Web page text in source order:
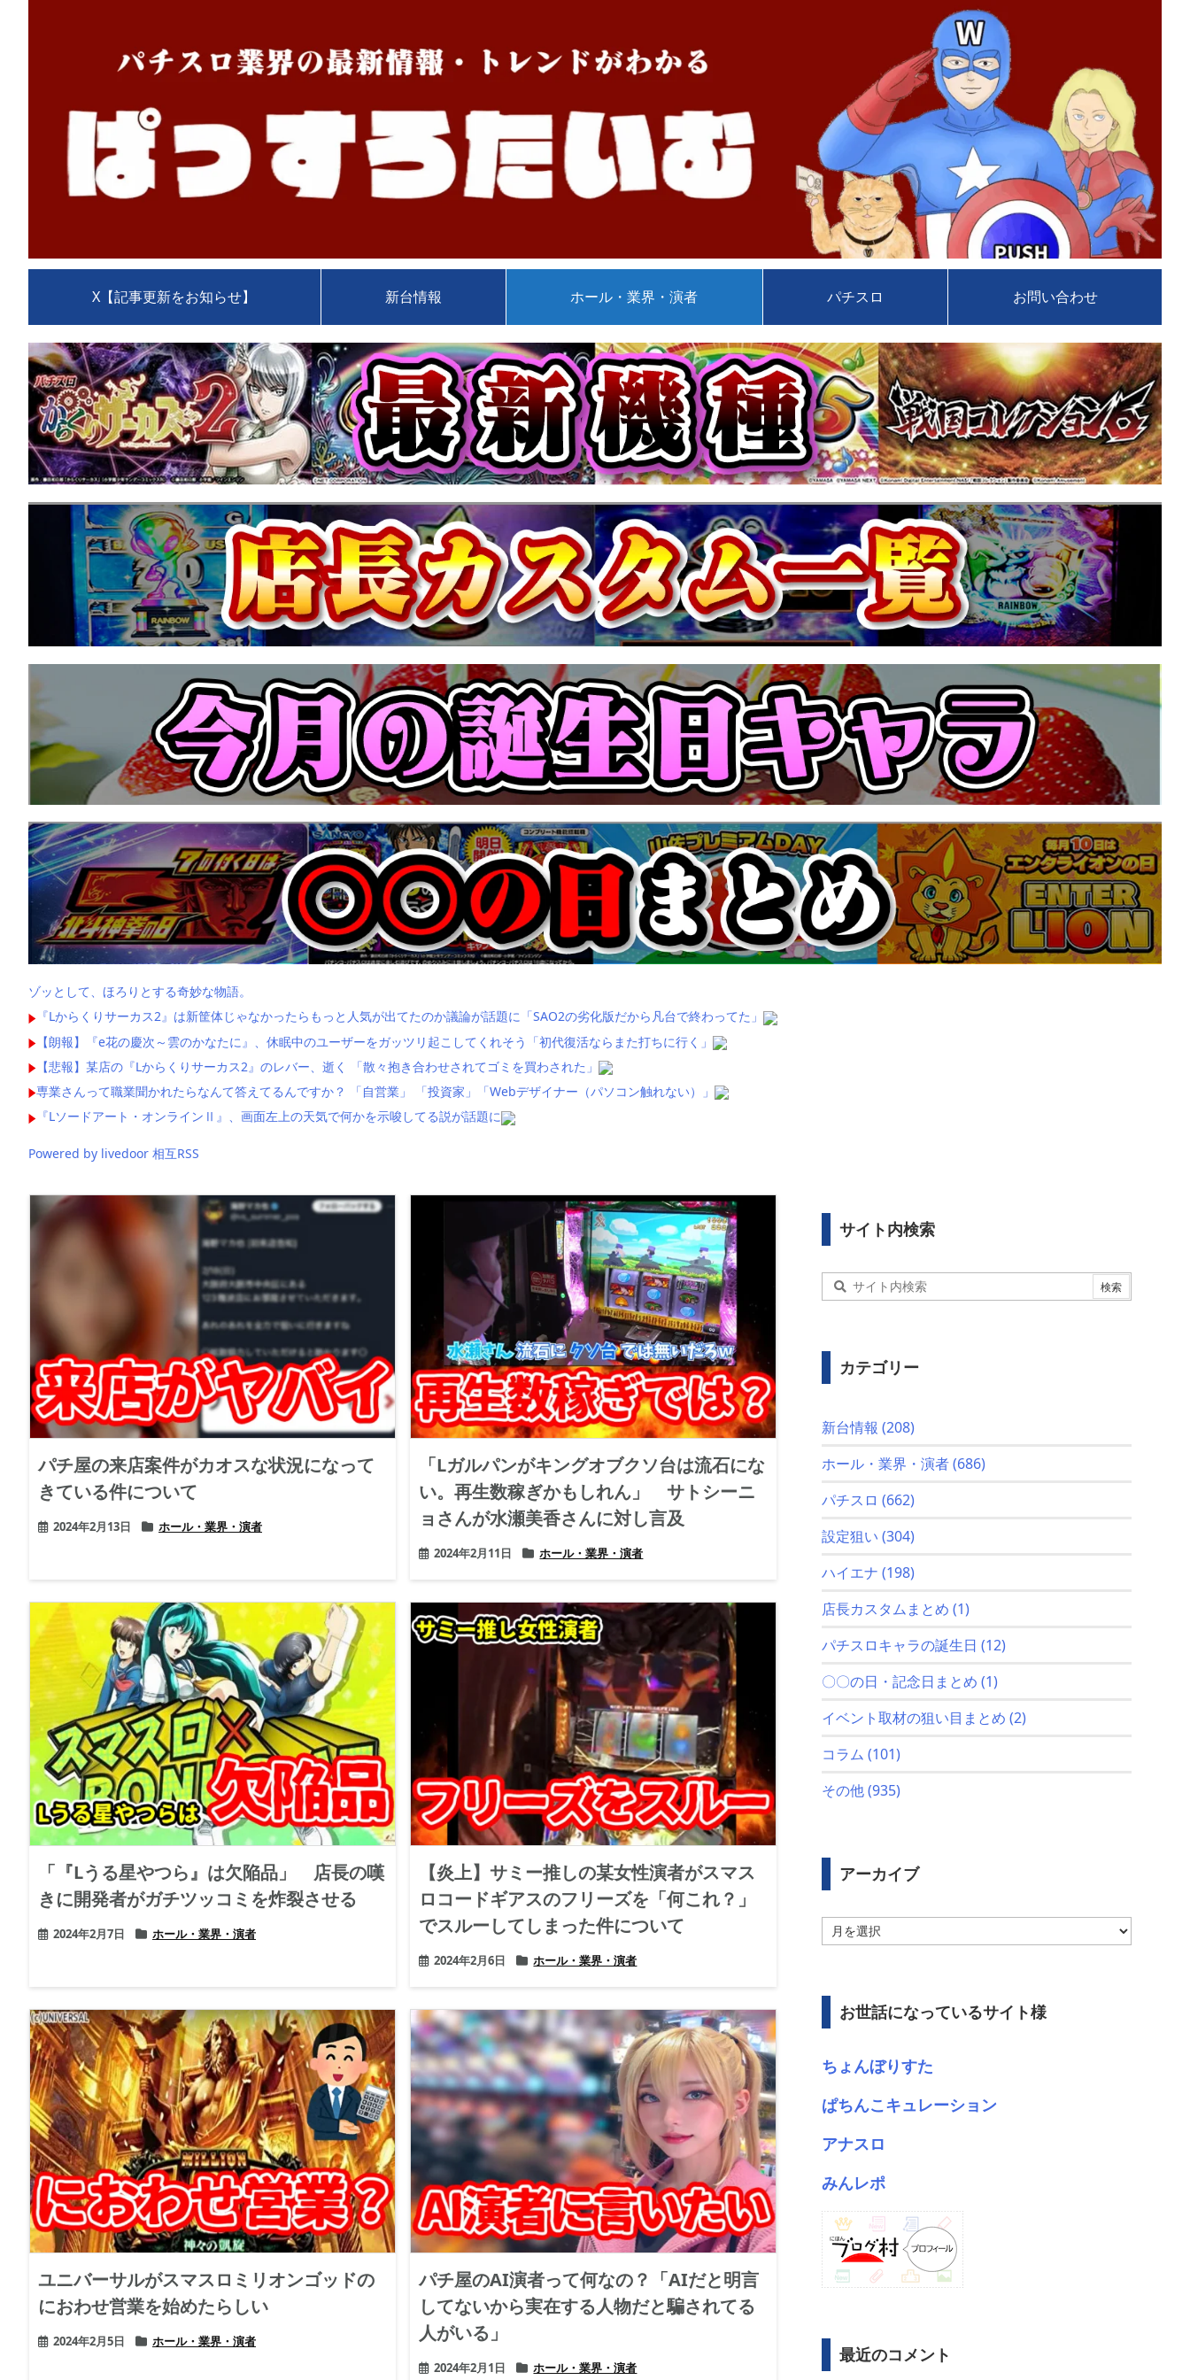
X【記事更新をお知らせ】 新台情報 ホール・業界・演者 パチスロ お問い合わせ
ゾッとして、ほろりとする奇妙な物語。
『Lからくりサーカス2』は新筐体じゃなかったらもっと人気が出てたのか議論が話題に「SAO2の劣化版だから凡台で終わってた」
【朗報】『e花の慶次～雲のかなたに』、休眠中のユーザーをガッツリ起こしてくれそう「初代復活ならまた打ちに行く」
【悲報】某店の『Lからくりサーカス2』のレバー、逝く 「散々抱き合わせされてゴミを買わされた」
専業さんって職業聞かれたらなんて答えてるんですか？ 「自営業」 「投資家」「Webデザイナー（パソコン触れない）」
『Lソードアート・オンラインⅡ』、画面左上の天気で何かを示唆してる説が話題に
Powered by livedoor 相互RSS
パチ屋の来店案件がカオスな状況になって
きている件について
2024年2月13日 ホール・業界・演者
「Lガルパンがキングオブクソ台は流石にな
い。再生数稼ぎかもしれん」 サトシーニ
ョさんが水瀬美香さんに対し言及
2024年2月11日 ホール・業界・演者
「『Lうる星やつら』は欠陥品」 店長の嘆
きに開発者がガチツッコミを炸裂させる
2024年2月7日 ホール・業界・演者
【炎上】サミー推しの某女性演者がスマス
ロコードギアスのフリーズを「何これ？」
でスルーしてしまった件について
2024年2月6日 ホール・業界・演者
ユニバーサルがスマスロミリオンゴッドの
におわせ営業を始めたらしい
2024年2月5日 ホール・業界・演者
パチ屋のAI演者って何なの？「AIだと明言
してないから実在する人物だと騙されてる
人がいる」
2024年2月1日 ホール・業界・演者
サイト内検索
カテゴリー
新台情報 (208)
ホール・業界・演者(686)
パチスロ (662)
設定狙い (304)
ハイエナ (198)
店長カスタムまとめ (1)
パチスロキャラの誕生日 (12)
〇〇の日・記念日まとめ (1)
イベント取材の狙い目まとめ (2)
コラム (101)
その他(935)
アーカイブ
ー
ブ
お世話になっているサイト様
ちょんぼりすた
ぱちんこキュレーション
アナスロ
みんレポ
最近のコメント